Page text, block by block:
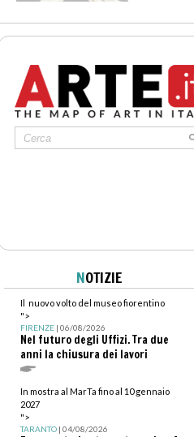
NOTIZIE
Il nuovo volto del museo fiorentino
">
FIRENZE| 06/08/2026
Nel futuro degli Uffizi. Tra due
anni la chiusura dei lavori
In mostra al MarTa fino al 10 gennaio
2027
">
TARANTO| 04/08/2026